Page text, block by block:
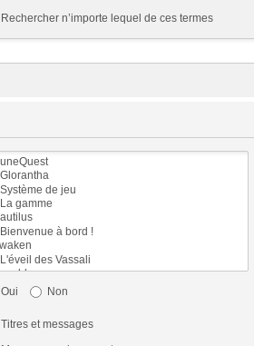
Rechercher n’importe lequel de ces termes
Oui Non
Titres et messages